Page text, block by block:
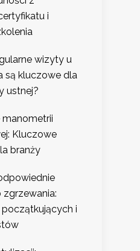
i
wizyty u
są kluczowe dla
ustnej?
manometrii
Kluczowe
branży
i